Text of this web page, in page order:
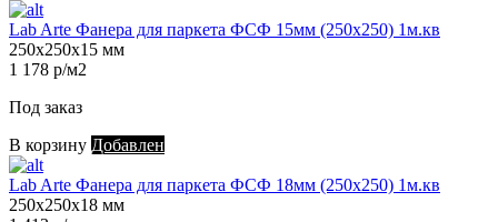
Lab Arte Фанера для паркета ФСФ 15мм (250х250) 1м.кв
250х250х15 мм
1 178 р/м2
Под заказ
В корзину Добавлен
Lab Arte Фанера для паркета ФСФ 18мм (250х250) 1м.кв
250х250х18 мм